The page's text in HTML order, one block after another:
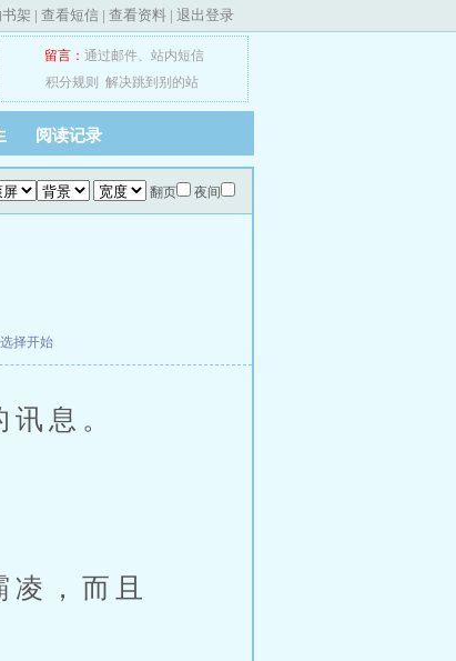
架 | 查看短信 | 查看资料 | 退出登录
留言： 通过邮件、 站内短信
积分规则
解决跳到别的站
阅读记录
翻页 夜间
择开始
息。
，而且